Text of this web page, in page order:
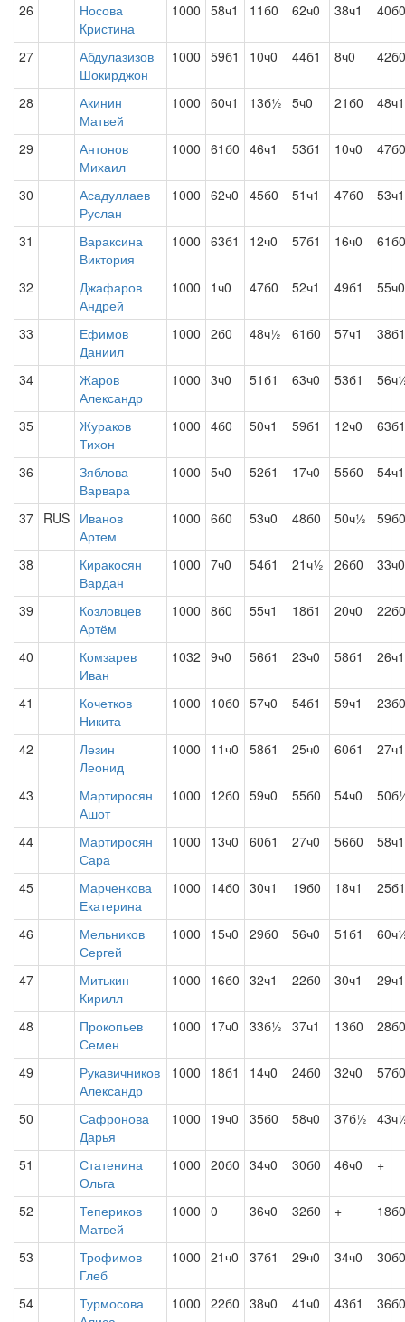
26
Носова
Кристина
1000 58ч1 11б0 62ч0 38ч1 40б0
27
Абдулазизов
Шокирджон
1000 59б1 10ч0 44б1 8ч0 42б0
28
Акинин
Матвей
1000 60ч1 13б½ 5ч0 21б0 48ч1
29
Антонов
Михаил
1000 61б0 46ч1 53б1 10ч0 47б0
30
Асадуллаев
Руслан
1000 62ч0 45б0 51ч1 47б0 53ч1
31
Вараксина
Виктория
1000 63б1 12ч0 57б1 16ч0 61б0
32
Джафаров
Андрей
1000 1ч0 47б0 52ч1 49б1 55ч0
33
Ефимов
Даниил
1000 2б0 48ч½ 61б0 57ч1 38б1
34
Жаров
Александр
1000 3ч0 51б1 63ч0 53б1
35
Жураков
Тихон
1000 4б0 50ч1 59б1 12ч0 63б1
36
Зяблова
Варвара
1000 5ч0 52б1 17ч0 55б0 54ч1
37 RUS Иванов
Артем
1000 6б0 53ч0 48б0 50ч½ 59б0
38
Киракосян
Вардан
1000 7ч0 54б1 21ч½ 26б0 33ч0
39
Козловцев
Артём
1000 8б0 55ч1 18б1 20ч0 22б0
40
Комзарев
Иван
1032 9ч0 56б1 23ч0 58б1 26ч1
41
Кочетков
Никита
1000 10б0 57ч0 54б1 59ч1 23б0
42
Лезин
Леонид
1000 11ч0 58б1 25ч0 60б1 27ч1
43
Мартиросян
Ашот
1000 12б0 59ч0 55б0 54ч0
44
Мартиросян
Сара
1000 13ч0 60б1 27ч0 56б0 58ч1
45
Марченкова
Екатерина
1000 14б0 30ч1 19б0 18ч1 25б1
46
Мельников
Сергей
1000 15ч0 29б0 56ч0 51б1
47
Митькин
Кирилл
1000 16б0 32ч1 22б0 30ч1 29ч1
48
Прокопьев
Семен
1000 17ч0 33б½ 37ч1 13б0 28б0
49
Рукавичников
Александр
1000 18б1 14ч0 24б0 32ч0 57б0
50
Сафронова
Дарья
1000 19ч0 35б0 58ч0 37б½
51
Статенина
Ольга
1000 20б0 34ч0 30б0 46ч0 +
52
Тепериков
Матвей
1000 0 36ч0 32б0 + 18б0
53
Трофимов
Глеб
1000 21ч0 37б1 29ч0 34ч0 30б0
54
Турмосова
1000 22б0 38ч0 41ч0 43б1 36б0